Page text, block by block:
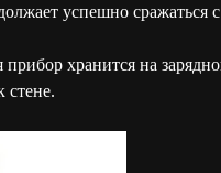
успешно сражаться
хранится на
стене.